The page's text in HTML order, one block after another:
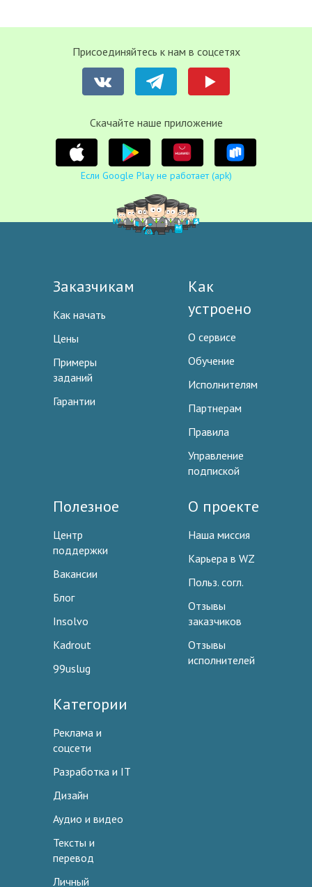
Присоединяйтесь к нам в соцсетях
Cкачайте наше приложение
Если Google Play не работает (apk)
Заказчикам
Как начать
Цены
Примеры
заданий
Гарантии
Как
устроено
О сервисе
Обучение
Исполнителям
Партнерам
Правила
Управление
подпиской
Полезное
Центр
поддержки
Вакансии
Блог
Insolvo
Kadrout
99uslug
О проекте
Наша миссия
Карьера в WZ
Польз. согл.
Отзывы
заказчиков
Отзывы
исполнителей
Категории
Реклама и
соцсети
Разработка и IT
Дизайн
Аудио и видео
Тексты и
перевод
Личный